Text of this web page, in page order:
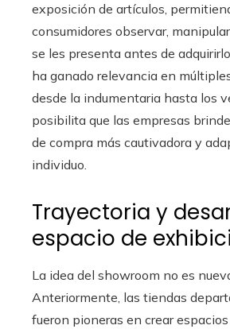
exposición de artículos,
consumidores observar,
se les presenta antes de
ha ganado relevancia en
desde la indumentaria hasta los
posibilita que las empresas
de compra más cautivadora y
individuo.
Trayectoria y
espacio de
La idea del showroom no es
Anteriormente, las tiendas
fueron pioneras en crear